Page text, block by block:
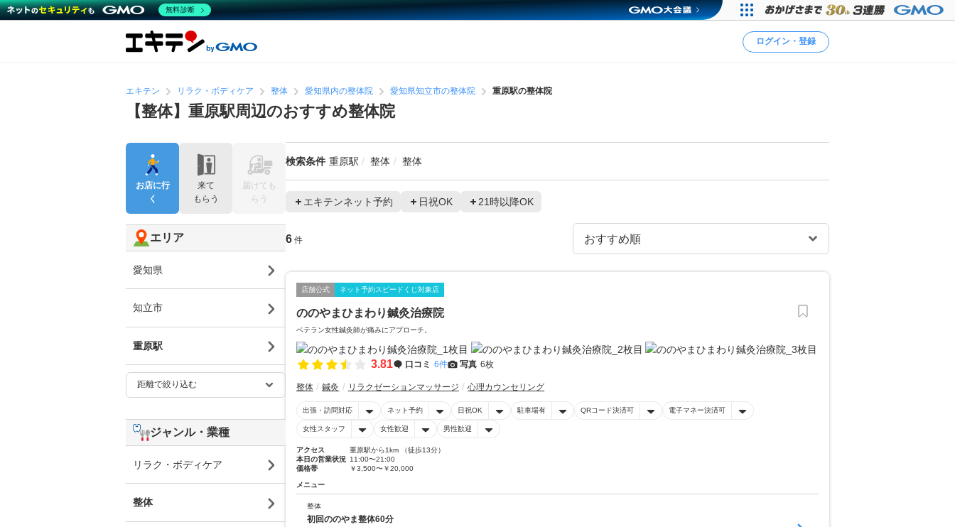
ログイン・登録
エキテン リラク・ボディケア 整体 愛知県内の整体院 愛知県知立市の整体院 重原駅の整体院
【整体】重原駅周辺のおすすめ整体院
検索条件 重原駅 整体 整体
エキテンネット予約 日祝OK 21時以降OK
6 件
店舗公式 ネット予約スピードくじ対象店
ののやまひまわり鍼灸治療院
ベテラン女性鍼灸師が痛みにアプローチ。
3.81 口コミ 6件 写真 6枚
整体 鍼灸 リラクゼーションマッサージ 心理カウンセリング
出張・訪問対応 ネット予約 日祝OK 駐車場有 QRコード決済可 電子マネー決済可
女性スタッフ 女性歓迎 男性歓迎
アクセス
重原駅から1km （徒歩13分）
本日の営業状況 11:00〜21:00
価格帯
￥3,500〜￥20,000
メニュー
整体
初回ののやま整体60分
お店に行
く
来て
もらう
届けても
らう
エリア
愛知県
知立市
重原駅
ジャンル・業種
リラク・ボディケア
整体
無料診断